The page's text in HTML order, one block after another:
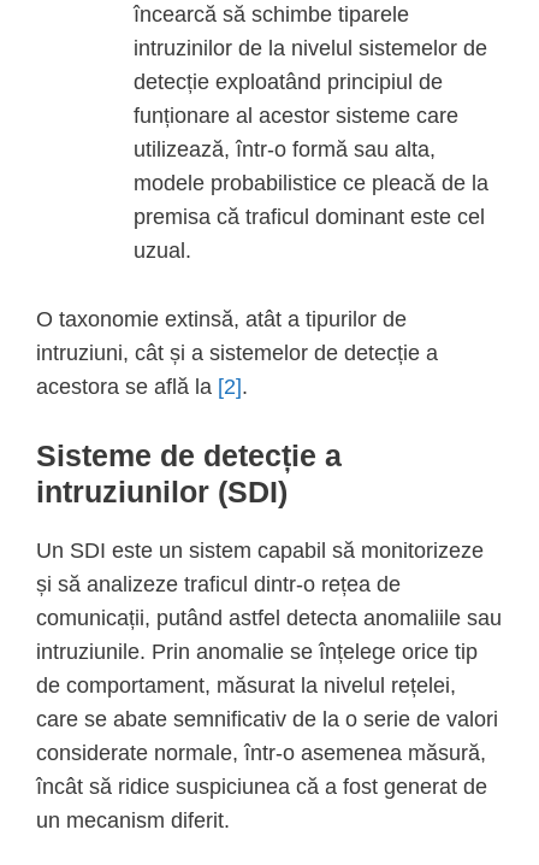
încearcă să schimbe tiparele
intruzinilor de la nivelul sistemelor de
detecție exploatând principiul de
funționare al acestor sisteme care
utilizează, într-o formă sau alta,
modele probabilistice ce pleacă de la
premisa că traficul dominant este cel
uzual.
O taxonomie extinsă, atât a tipurilor de
intruziuni, cât și a sistemelor de detecție a
acestora se află la [2].
Sisteme de detecție a
intruziunilor (SDI)
Un SDI este un sistem capabil să monitorizeze
și să analizeze traficul dintr-o rețea de
comunicații, putând astfel detecta anomaliile sau
intruziunile. Prin anomalie se înțelege orice tip
de comportament, măsurat la nivelul rețelei,
care se abate semnificativ de la o serie de valori
considerate normale, într-o asemenea măsură,
încât să ridice suspiciunea că a fost generat de
un mecanism diferit.